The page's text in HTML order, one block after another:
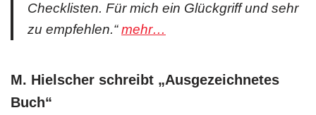
Checklisten. Für mich ein Glückgriff und sehr
zu empfehlen.“mehr…
M. Hielscher schreibt „Ausgezeichnetes
Buch“